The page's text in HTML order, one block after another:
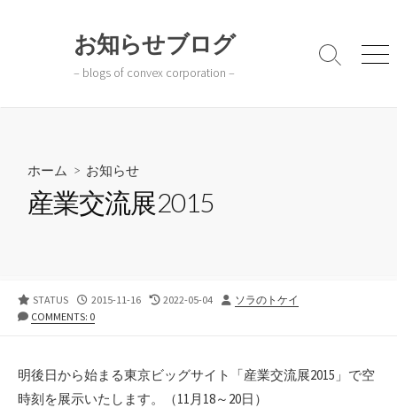
お知らせブログ
– blogs of convex corporation –
検
メ
ホーム > お知らせ
産業交流展2015
STATUS
公
開
2015-11-16
最
日
2022-05-04
投
ソラのトケイ
COMMENTS: 0
明後日から始まる東京ビッグサイト「産業交流展2015」で空
時刻を展示いたします。（11月18～20日）